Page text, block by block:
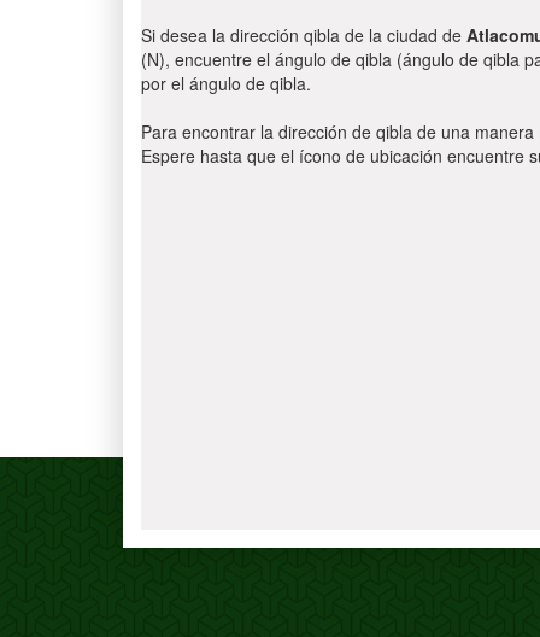
Si desea la dirección qibla de la ciudad de
(N), encuentre el ángulo de qibla (ángulo de qibla
por el ángulo de qibla.
Para encontrar la dirección de qibla de una
Espere hasta que el ícono de ubicación encuentre